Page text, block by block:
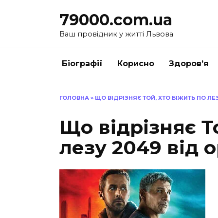
79000.com.ua
Ваш провідник у житті Львова
Біографії Корисно Здоров’я
ГОЛОВНА » ЩО ВІДРІЗНЯЄ ТОЙ, ХТО БІЖИТЬ ПО
Що відрізняє
лезу 2049 від